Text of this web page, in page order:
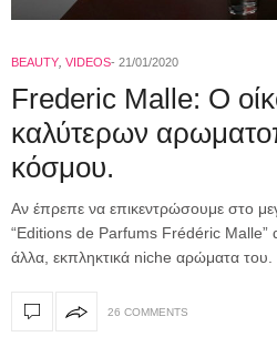
BEAUTY VIDEOS 21/01/2020
Frederic Malle: Ο
καλύτερων
κόσμου.
Αν έπρεπε να επικεντρώσουμε στo
“Editions de Parfums Frédéric Malle”
άλλα, εκπληκτικά niche αρώματα του.
26 COMMENTS